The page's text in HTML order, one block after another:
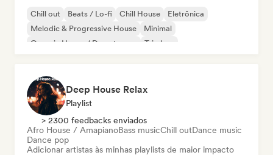
Chill out Beats / Lo-fi Chill House
Eletrônica
Melodic & Progressive House
Minimal
Organic House / Downtempo
Trip hop
Deep House Relax
Playlist
> 2300 feedbacks enviados
Afro House / AmapianoBass musicChill outDance music
Dance pop
Adicionar artistas às minhas playlists de maior impacto